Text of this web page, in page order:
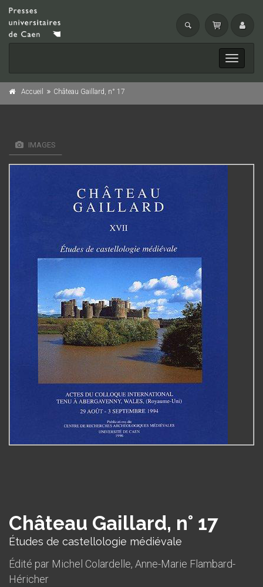
Toggle
Accueil Château Gaillard, n° 17
IMAGES
Château Gaillard, n° 17
Études de castellologie médiévale
Édité par Michel Colardelle, Anne-Marie Flambard-
Héricher